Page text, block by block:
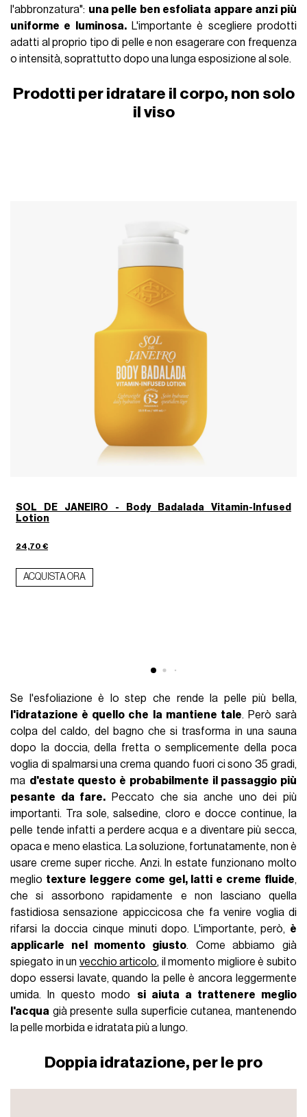
l'abbronzatura": una pelle ben esfoliata appare anzi più
uniforme e luminosa.L'importante è scegliere prodotti
adatti al proprio tipo di pelle e non esagerare con frequenza
o intensità, soprattutto dopo una lunga esposizione al sole.
Prodotti per idratare il corpo, non solo
il viso
SOL DE JANEIRO - Body Badalada Vitamin-Infused
Lotion
24,70 €
ACQUISTA ORA
Se l'esfoliazione è lo step che rende la pelle più bella,
l'idratazione è quello che la mantiene tale. Però sarà
colpa del caldo, del bagno che si trasforma in una sauna
dopo la doccia, della fretta o semplicemente della poca
voglia di spalmarsi una crema quando fuori ci sono 35 gradi,
ma d'estate questo è probabilmente il passaggio più
pesante da fare. Peccato che sia anche uno dei più
importanti. Tra sole, salsedine, cloro e docce continue, la
pelle tende infatti a perdere acqua e a diventare più secca,
opaca e meno elastica. La soluzione, fortunatamente, non è
usare creme super ricche. Anzi. In estate funzionano molto
meglio texture leggere come gel, latti e creme fluide,
che si assorbono rapidamente e non lasciano quella
fastidiosa sensazione appiccicosa che fa venire voglia di
rifarsi la doccia cinque minuti dopo. L'importante, però, è
applicarle nel momento giusto. Come abbiamo già
spiegato in un vecchio articolo, il momento migliore è subito
dopo essersi lavate, quando la pelle è ancora leggermente
umida. In questo modo si aiuta a trattenere meglio
l'acqua già presente sulla superficie cutanea, mantenendo
la pelle morbida e idratata più a lungo.
Doppia idratazione, per le pro